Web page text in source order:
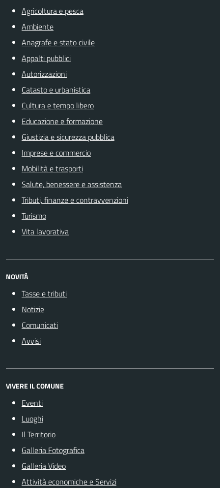
Agricoltura e pesca
Ambiente
Anagrafe e stato civile
Appalti pubblici
Autorizzazioni
Catasto e urbanistica
Cultura e tempo libero
Educazione e formazione
Giustizia e sicurezza pubblica
Imprese e commercio
Mobilità e trasporti
Salute, benessere e assistenza
Tributi, finanze e contravvenzioni
Turismo
Vita lavorativa
NOVITÀ
Tasse e tributi
Notizie
Comunicati
Avvisi
VIVERE IL COMUNE
Eventi
Luoghi
Il Territorio
Galleria Fotografica
Galleria Video
Attività economiche e Servizi